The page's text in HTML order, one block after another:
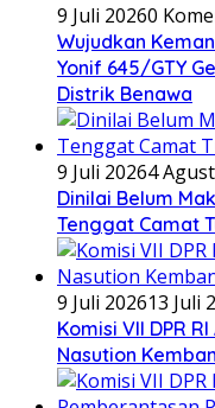
9 Juli 20260
Wujudkan
Yonif 645/GTY
Distrik Benawa
9 Juli 20264
Dinilai Belum
Tenggat Camat
9 Juli 202613 Juli
Komisi VII DPR
Nasution